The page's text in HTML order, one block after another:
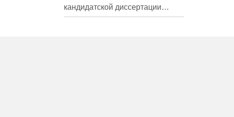
кандидатской диссертации
Трындиной Николь Сергеевны